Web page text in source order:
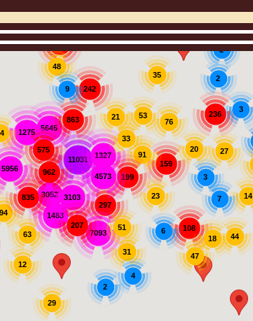
1483
3052
94
5645
3103
11031
297
29
159
236
835 14
5956 962
7093
242
863
907
1275
1327 27
76
44
48
91
21
199
63
20
108
12
51
35
31
7
3
47
4
4573
23
575
33
53
2
2
18
3
207
6
9
2